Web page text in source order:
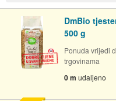
DmBio
500 g
Ponuda vrijedi
trgovinama
0 m udaljeno